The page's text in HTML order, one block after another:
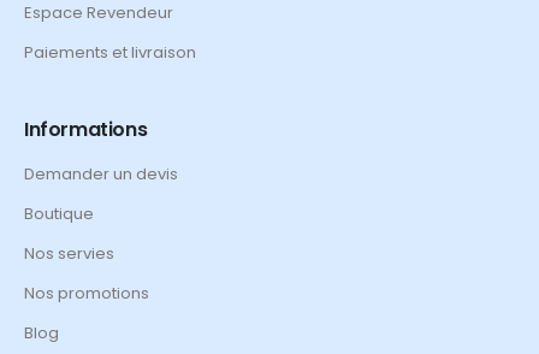
Espace Revendeur
Paiements et livraison
Informations
Demander un devis
Boutique
Nos servies
Nos promotions
Blog